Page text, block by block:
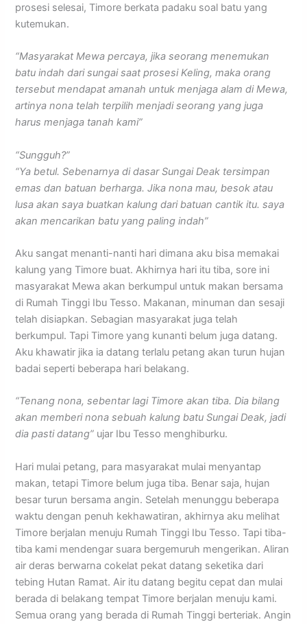
prosesi selesai, Timore berkata padaku soal batu yang
kutemukan.
“Masyarakat Mewa percaya, jika seorang menemukan
batu indah dari sungai saat prosesi Keling, maka orang
tersebut mendapat amanah untuk menjaga alam di Mewa,
artinya nona telah terpilih menjadi seorang yang juga
harus menjaga tanah kami”
“Sungguh?”
“Ya betul. Sebenarnya di dasar Sungai Deak tersimpan
emas dan batuan berharga. Jika nona mau, besok atau
lusa akan saya buatkan kalung dari batuan cantik itu. saya
akan mencarikan batu yang paling indah”
Aku sangat menanti-nanti hari dimana aku bisa memakai
kalung yang Timore buat. Akhirnya hari itu tiba, sore ini
masyarakat Mewa akan berkumpul untuk makan bersama
di Rumah Tinggi Ibu Tesso. Makanan, minuman dan sesaji
telah disiapkan. Sebagian masyarakat juga telah
berkumpul. Tapi Timore yang kunanti belum juga datang.
Aku khawatir jika ia datang terlalu petang akan turun hujan
badai seperti beberapa hari belakang.
“Tenang nona, sebentar lagi Timore akan tiba. Dia bilang
akan memberi nona sebuah kalung batu Sungai Deak, jadi
dia pasti datang” ujar Ibu Tesso menghiburku.
Hari mulai petang, para masyarakat mulai menyantap
makan, tetapi Timore belum juga tiba. Benar saja, hujan
besar turun bersama angin. Setelah menunggu beberapa
waktu dengan penuh kekhawatiran, akhirnya aku melihat
Timore berjalan menuju Rumah Tinggi Ibu Tesso. Tapi tiba-
tiba kami mendengar suara bergemuruh mengerikan. Aliran
air deras berwarna cokelat pekat datang seketika dari
tebing Hutan Ramat. Air itu datang begitu cepat dan mulai
berada di belakang tempat Timore berjalan menuju kami.
Semua orang yang berada di Rumah Tinggi berteriak. Angin